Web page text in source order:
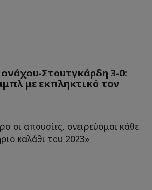
Στουτγκάρδη 3-0:
με εκπληκτικό τον